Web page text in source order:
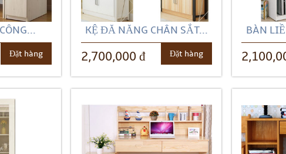
Đặt hàng
KỆ ĐĂ NĂNG CHÂN SẮT...
2,700,000 đ Đặt hàng
BÀN